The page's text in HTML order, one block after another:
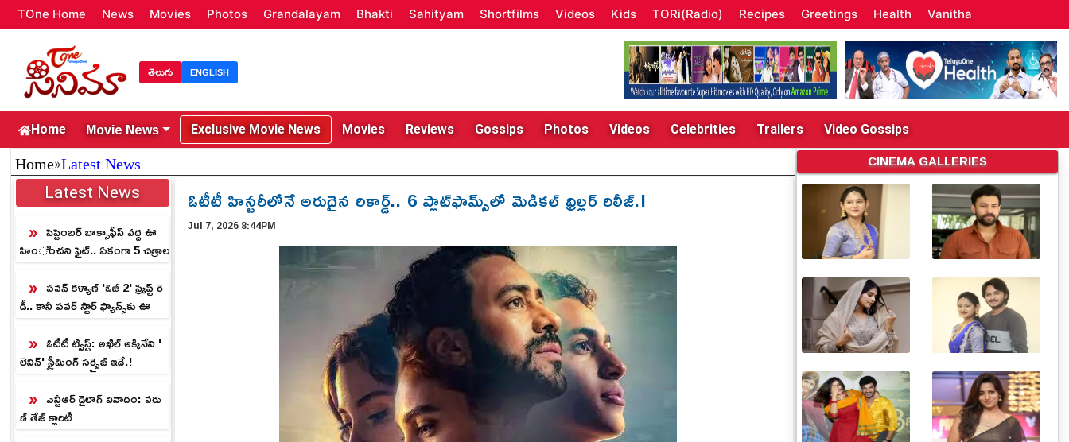
TOne Home News Movies Photos Grandalayam Bhakti Sahityam Shortfilms Videos Kids TORi(Radio) Recipes Greetings Health Vanitha
తెలుగు ENGLISH
Home Movie News Exclusive Movie News Movies Reviews Gossips Photos Videos Celebrities Trailers Video Gossips
Home»Latest News
Latest News
సెప్టెంబర్ బాక్సాఫీస్ వద్ద ఊ
హించని ఫైట్.. ఏకంగా 5 చిత్రాల
పవన్ కళ్యాణ్ 'ఓజీ 2' స్క్రిప్ట్ రె
డీ.. కానీ పవర్ స్టార్ ఫ్యాన్స్‌కు ఊ
ఓటీటీ ట్విస్ట్: అఖిల్ అక్కినేని '
లెనిన్' స్ట్రీమింగ్ సర్ప్రైజ్ ఇదే.!
ఎన్టీఆర్ డైలాగ్ వివాదం: వరు
ణ్ తేజ్ క్లారిటీ
ఓటీటీ హిస్టరీలోనే అరుదైన రికార్డ్.. 6 ప్లాట్‌ఫామ్స్‌లో మెడిక‌ల్ థ్రిల్ల‌ర్ రిలీజ్‌.!
Jul 7, 2026 8:44PM
CINEMA GALLERIES